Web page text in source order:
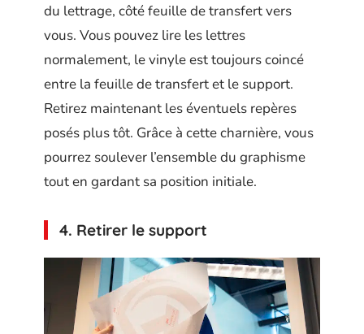
du lettrage, côté feuille de transfert vers
vous. Vous pouvez lire les lettres
normalement, le vinyle est toujours coincé
entre la feuille de transfert et le support.
Retirez maintenant les éventuels repères
posés plus tôt. Grâce à cette charnière, vous
pourrez soulever l’ensemble du graphisme
tout en gardant sa position initiale.
4. Retirer le support